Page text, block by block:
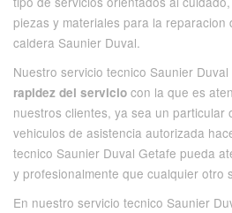
piezas y materiales para la reparacion
caldera Saunier Duval.
Nuestro servicio tecnico Saunier
rapidez del servicio con la que es
nuestros clientes, ya sea un particular
vehiculos de asistencia autorizada
tecnico Saunier Duval Getafe pueda
y profesionalmente que cualquier otro
En nuestro servicio tecnico Saunier